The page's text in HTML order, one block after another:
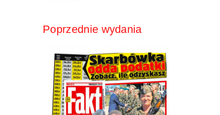
Poprzednie wydania